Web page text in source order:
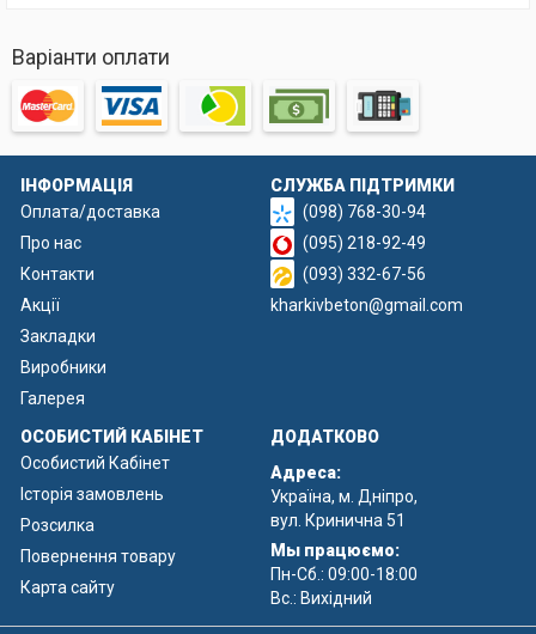
Варіанти оплати
ІНФОРМАЦІЯ
Оплата/доставка
Про нас
Контакти
Акції
Закладки
Виробники
Галерея
СЛУЖБА ПІДТРИМКИ
(098) 768-30-94
(095) 218-92-49
(093) 332-67-56
kharkivbeton@gmail.com
ОСОБИСТИЙ КАБІНЕТ
Особистий Кабінет
Історія замовлень
Розсилка
Повернення товару
Карта сайту
ДОДАТКОВО
Адреса:
Україна, м. Дніпро,
вул. Кринична 51
Мы працюємо:
Пн-Сб.: 09:00-18:00
Вс.: Вихідний